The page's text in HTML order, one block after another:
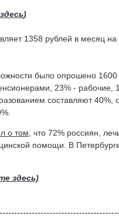
)
1358 рублей в месяц на
было опрошено 1600
23% - рабочие,
составляют 40%,
о том, что 72% россиян,
помощи. В
здесь)